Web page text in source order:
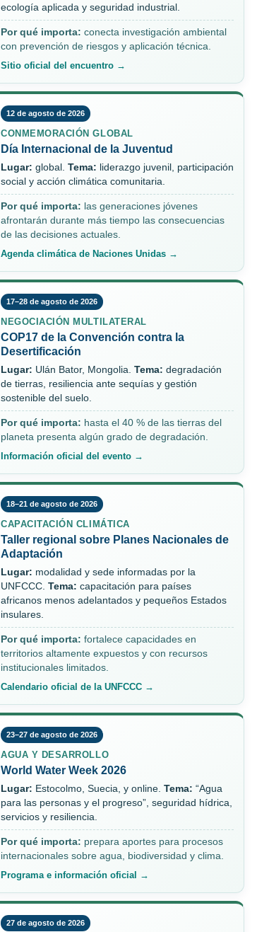
ecología aplicada y seguridad industrial.
Por qué importa: conecta investigación ambiental
con prevención de riesgos y aplicación técnica.
Sitio oficial del encuentro →
12 de agosto de 2026
CONMEMORACIÓN GLOBAL
Día Internacional de la Juventud
Lugar: global. Tema: liderazgo juvenil, participación
social y acción climática comunitaria.
Por qué importa: las generaciones jóvenes
afrontarán durante más tiempo las consecuencias
de las decisiones actuales.
Agenda climática de Naciones Unidas →
17–28 de agosto de 2026
NEGOCIACIÓN MULTILATERAL
COP17 de la Convención contra la
Desertificación
Lugar: Ulán Bator, Mongolia. Tema: degradación
de tierras, resiliencia ante sequías y gestión
sostenible del suelo.
Por qué importa: hasta el 40 % de las tierras del
planeta presenta algún grado de degradación.
Información oficial del evento →
18–21 de agosto de 2026
CAPACITACIÓN CLIMÁTICA
Taller regional sobre Planes Nacionales de
Adaptación
Lugar: modalidad y sede informadas por la
UNFCCC. Tema: capacitación para países
africanos menos adelantados y pequeños Estados
insulares.
Por qué importa: fortalece capacidades en
territorios altamente expuestos y con recursos
institucionales limitados.
Calendario oficial de la UNFCCC →
23–27 de agosto de 2026
AGUA Y DESARROLLO
World Water Week 2026
Lugar: Estocolmo, Suecia, y online. Tema: “Agua
para las personas y el progreso”, seguridad hídrica,
servicios y resiliencia.
Por qué importa: prepara aportes para procesos
internacionales sobre agua, biodiversidad y clima.
Programa e información oficial →
27 de agosto de 2026